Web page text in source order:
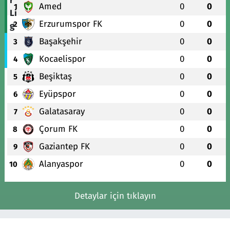
1 Amed 0 0
2 Erzurumspor FK 0 0
3 Başakşehir 0 0
4 Kocaelispor 0 0
5 Beşiktaş 0 0
6 Eyüpspor 0 0
7 Galatasaray 0 0
8 Çorum FK 0 0
9 Gaziantep FK 0 0
10 Alanyaspor 0 0
Detaylar için tıklayın